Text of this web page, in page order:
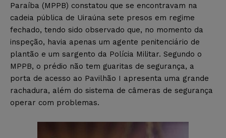
Paraíba (MPPB) constatou que se encontravam na
cadeia pública de Uiraúna sete presos em regime
fechado, tendo sido observado que, no momento da
inspeção, havia apenas um agente penitenciário de
plantão e um sargento da Polícia Militar. Segundo o
MPPB, o prédio não tem guaritas de segurança, a
porta de acesso ao Pavilhão I apresenta uma grande
rachadura, além do sistema de câmeras de segurança
operar com problemas.